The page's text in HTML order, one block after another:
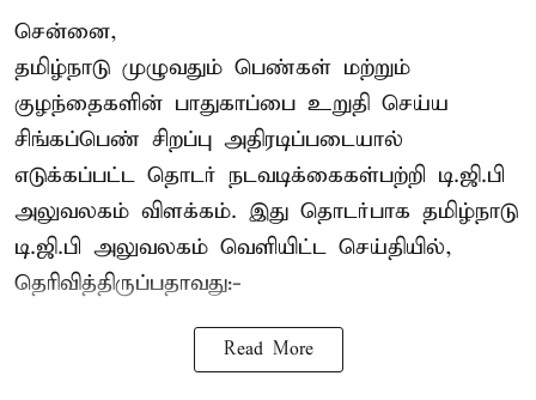
சென்னை,
தமிழ்நாடு முழுவதும் பெண்கள் மற்றும்
குழந்தைகளின் பாதுகாப்பை உறுதி செய்ய
சிங்கப்பெண் சிறப்பு அதிரடிப்படையால்
எடுக்கப்பட்ட தொடர் நடவடிக்கைகள்பற்றி டி.ஜி.பி
அலுவலகம் விளக்கம். இது தொடர்பாக தமிழ்நாடு
டி.ஜி.பி அலுவலகம் வெளியிட்ட செய்தியில்,
தெரிவித்திருப்பதாவது:-
Read More